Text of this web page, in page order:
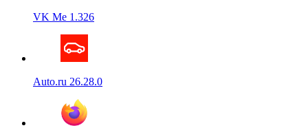
VK Me 1.326
Auto.ru 26.28.0